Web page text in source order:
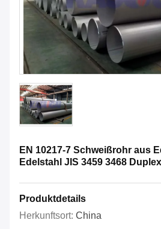
EN 10217-7 Schweißrohr aus
Edelstahl JIS 3459 3468
Produktdetails
Herkunftsort: China